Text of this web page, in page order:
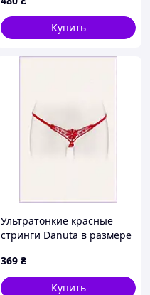
(Черный XS)
Купить
Ультратонкие красные
стринги Danuta в размере
369 ₴
Купить